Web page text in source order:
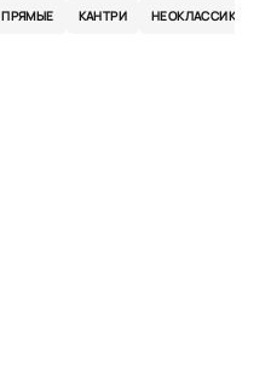
ПРЯМЫЕ КАНТРИ НЕОКЛАССИКА